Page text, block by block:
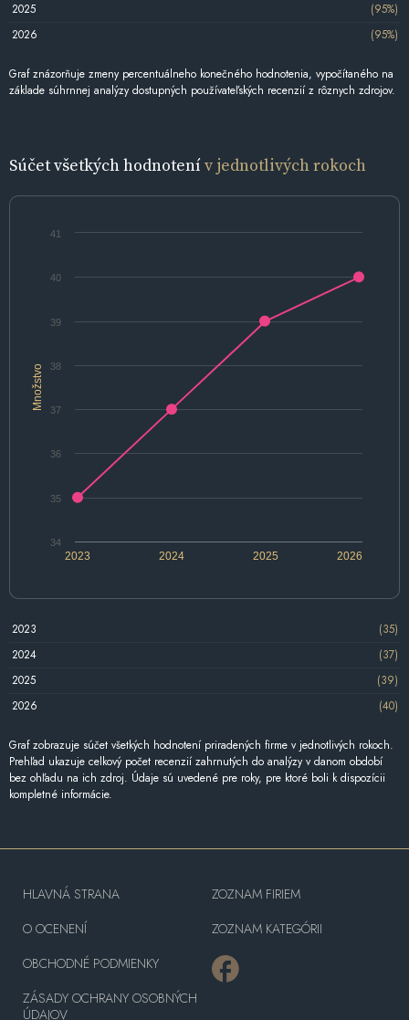
2025
(95%)
2026
(95%)
Graf znázorňuje zmeny percentuálneho konečného hodnotenia, vypočítaného na
základe súhrnnej analýzy dostupných používateľských recenzií z rôznych zdrojov.
Súčet všetkých hodnotenív jednotlivých rokoch
Množstvo
2024 2026
2023 2025
34
35
36
37
38
39
40
41
2023
(35)
2024
(37)
2025
(39)
2026
(40)
Graf zobrazuje súčet všetkých hodnotení priradených firme v jednotlivých rokoch.
Prehľad ukazuje celkový počet recenzií zahrnutých do analýzy v danom období
bez ohľadu na ich zdroj. Údaje sú uvedené pre roky, pre ktoré boli k dispozícii
kompletné informácie.
HLAVNÁ STRANA
O OCENENÍ
OBCHODNÉ PODMIENKY
ZÁSADY OCHRANY OSOBNÝCH
ÚDAJOV
ZOZNAM FIRIEM
ZOZNAM KATEGÓRII